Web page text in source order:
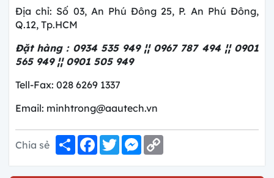
Địa chỉ: Số 03, An Phú Đông 25, P. An Phú Đông,
Q.12, Tp.HCM
Đặt hàng : 0934 535 949 ¦¦ 0967 787 494 ¦¦ 0901
565 949 ¦¦ 0901 505 949
Tell-Fax: 028 6269 1337
Email: minhtrong@aautech.vn
Chia sẻ ShareFacebook
TwitterMessenger